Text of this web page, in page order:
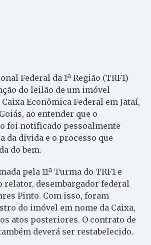
Federal da 1ª Região (TRF1)
do leilão de um imóvel
Econômica Federal em Jataí,
ao entender que o
foi notificado pessoalmente
da dívida e o processo que
do bem.
pela 11ª Turma do TRF1 e
relator, desembargador federal
Pinto. Com isso, foram
do imóvel em nome da Caixa,
atos posteriores. O contrato de
deverá ser restabelecido.